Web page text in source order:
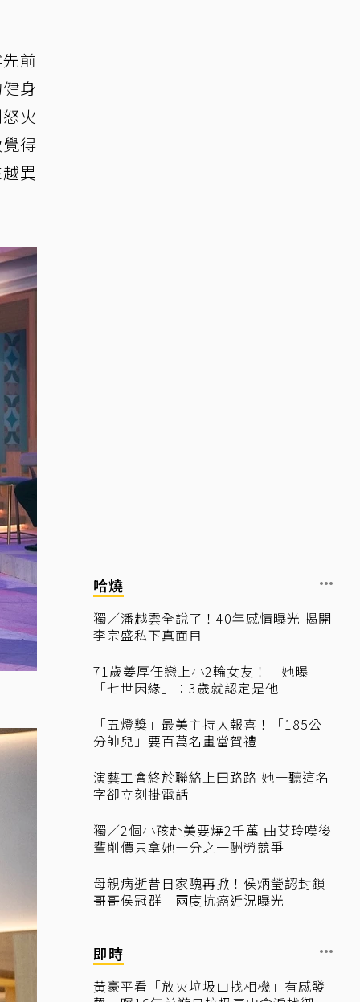
前
身
火
得
異
哈燒
獨／潘越雲全說了！40年感情曝光 揭開
李宗盛私下真面目
71歲姜厚任戀上小2輪女友！ 她曝
「七世因緣」：3歲就認定是他
「五燈獎」最美主持人報喜！「185公
分帥兒」要百萬名畫當賀禮
演藝工會終於聯絡上田路路 她一聽這名
字卻立刻掛電話
獨／2個小孩赴美要燒2千萬 曲艾玲嘆後
輩削價只拿她十分之一酬勞競爭
母親病逝昔日家醜再掀！侯炳瑩認封鎖
哥哥侯冠群 兩度抗癌近況曝光
即時
黃豪平看「放火垃圾山找相機」有感發